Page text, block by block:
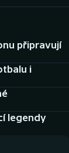
připravují
i
legendy